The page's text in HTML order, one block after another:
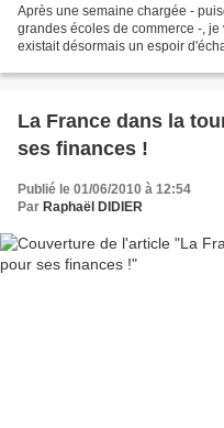
Après une semaine chargée -
grandes écoles de commerce -,
existait désormais un espoir
La France dans la
ses finances !
Publié le 01/06/2010 à 12:54
Par Raphaël DIDIER